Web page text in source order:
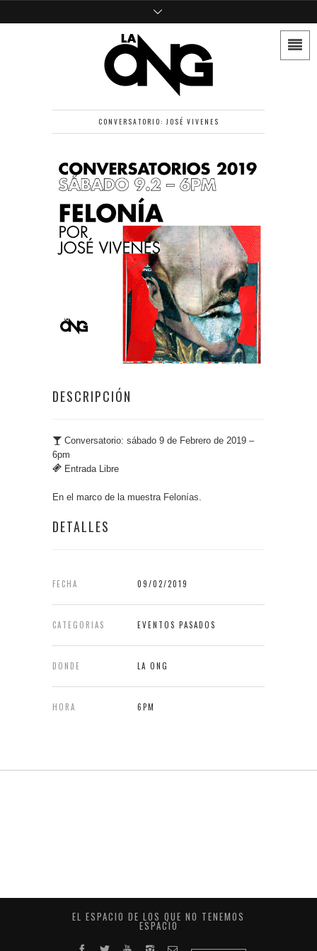
CONVERSATORIO: JOSÉ VIVENES
DESCRIPCIÓN
Conversatorio: sábado 9 de Febrero de 2019 –
6pm
Entrada Libre
En el marco de la muestra Felonías.
DETALLES
FECHA 09/02/2019
CATEGORIAS EVENTOS PASADOS
DONDE LA ONG
HORA 6PM
EL ESPACIO DE LOS QUE NO TENEMOS
ESPACIO